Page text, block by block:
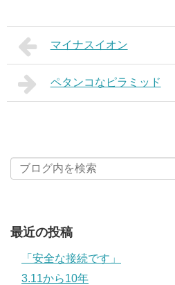
マイナスイオン
ペタンコなピラミッド
最近の投稿
「安全な接続です」
3.11から10年